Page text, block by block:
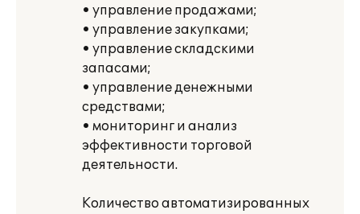
• управление продажами;
• управление закупками;
• управление складскими
запасами;
• управление денежными
средствами;
• мониторинг и анализ
эффективности торговой
деятельности.
Количество автоматизированных